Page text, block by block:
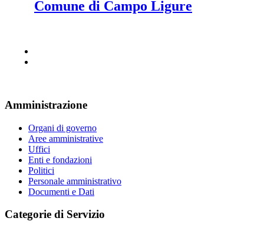
Comune di Campo Ligure
Amministrazione
Organi di governo
Aree amministrative
Uffici
Enti e fondazioni
Politici
Personale amministrativo
Documenti e Dati
Categorie di Servizio